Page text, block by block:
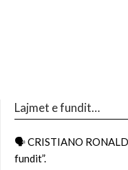
Lajmet e fundit…
🗣 CRISTIANO
fundit”.